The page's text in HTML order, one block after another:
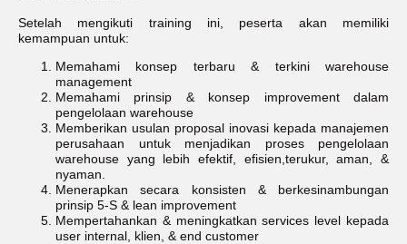
Setelah mengikuti training ini, peserta akan memiliki
kemampuan untuk:
Memahami konsep terbaru & terkini warehouse
management
Memahami prinsip & konsep improvement dalam
pengelolaan warehouse
Memberikan usulan proposal inovasi kepada manajemen
perusahaan untuk menjadikan proses pengelolaan
warehouse yang lebih efektif, efisien,terukur, aman, &
nyaman.
Menerapkan secara konsisten & berkesinambungan
prinsip 5-S & lean improvement
Mempertahankan & meningkatkan services level kepada
user internal, klien, & end customer